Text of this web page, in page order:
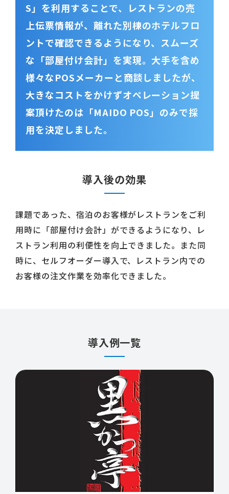
S」を利用することで、レストランの売
上伝票情報が、離れた別棟のホテルフロ
ントで確認できるようになり、スムーズ
な「部屋付け会計」を実現。大手を含め
様々なPOSメーカーと商談しましたが、
大きなコストをかけずオペレーション提
案頂けたのは「MAIDO POS」のみで採
用を決定しました。
導入後の効果
課題であった、宿泊のお客様がレストランをご利
用時に「部屋付け会計」ができるようになり、レ
ストラン利用の利便性を向上できました。また同
時に、セルフオーダー導入で、レストラン内での
お客様の注文作業を効率化できました。
導入例一覧